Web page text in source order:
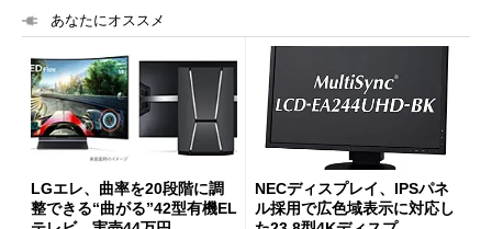
あなたにオススメ
LGエレ、曲率を20段階に調
整できる“曲がる”42型有機EL
NECディスプレイ、IPSパネ
ル採用で広色域表示に対応し